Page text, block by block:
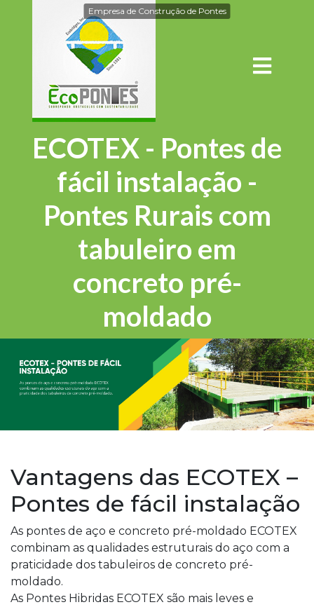
Empresa de Construção de Pontes
ECOTEX - Pontes de
fácil instalação -
Pontes Rurais com
tabuleiro em
concreto pré-
moldado
Vantagens das ECOTEX –
Pontes de fácil instalação
As pontes de aço e concreto pré-moldado ECOTEX
combinam as qualidades estruturais do aço com a
praticidade dos tabuleiros de concreto pré-
moldado.
As Pontes Hibridas ECOTEX são mais leves e